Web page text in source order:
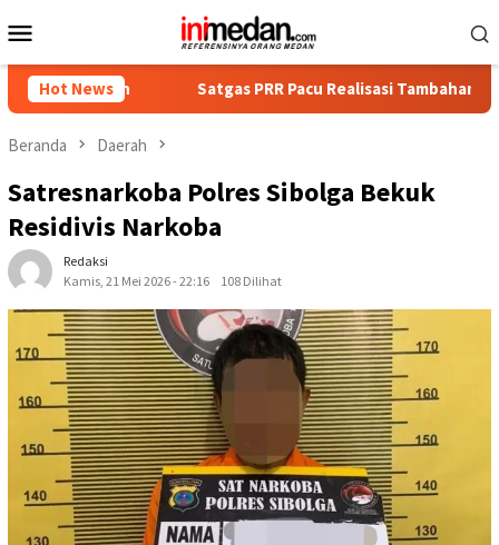
ke
Mobile
Hot NewsSatgas PRR Pacu Realisasi Tambahan TKD Aceh
Beranda Daerah
Satresnarkoba Polres Sibolga Bekuk
Residivis Narkoba
Redaksi
Kamis, 21 Mei 2026 - 22:16
108 Dilihat